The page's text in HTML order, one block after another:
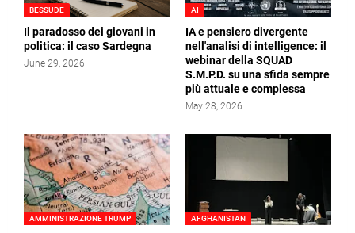
BESSUDE
Il paradosso dei giovani in
politica: il caso Sardegna
June 29, 2026
AI
IA e pensiero divergente
nell'analisi di intelligence: il
webinar della SQUAD
S.M.P.D. su una sfida sempre
più attuale e complessa
May 28, 2026
AMMINISTRAZIONE TRUMP AFGHANISTAN